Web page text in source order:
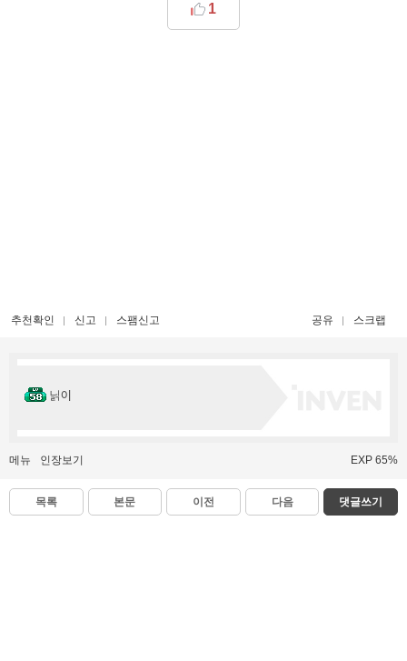
1
추천확인 신고 스팸신고 공유 스크랩
닑이
메뉴 인장보기 EXP 65%
목록 본문 이전 다음 댓글쓰기